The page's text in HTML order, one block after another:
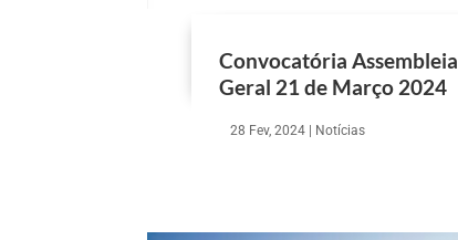
Convocatória Assembleia
Geral 21 de Março 2024
28 Fev, 2024 | Notícias